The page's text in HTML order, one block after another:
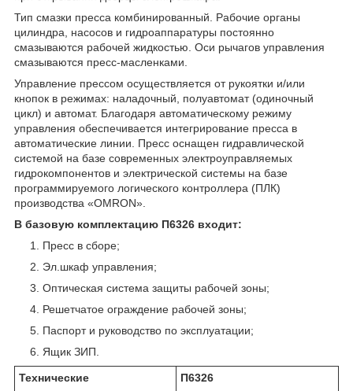
Тип смазки пресса комбинированный. Рабочие органы
цилиндра, насосов и гидроаппаратуры постоянно
смазываются рабочей жидкостью. Оси рычагов управления
смазываются пресс-масленками.
Управление прессом осуществляется от рукоятки и/или
кнопок в режимах: наладочный, полуавтомат (одиночный
цикл) и автомат. Благодаря автоматическому режиму
управления обеспечивается интегрирование пресса в
автоматические линии. Пресс оснащен гидравлической
системой на базе современных электроуправляемых
гидрокомпонентов и электрической системы на базе
программируемого логического контроллера (ПЛК)
производства «OMRON».
В базовую комплектацию П6326 входит:
Пресс в сборе;
Эл.шкаф управления;
Оптическая система защиты рабочей зоны;
Решетчатое ограждение рабочей зоны;
Паспорт и руководство по эксплуатации;
Ящик ЗИП.
Технические
П6326